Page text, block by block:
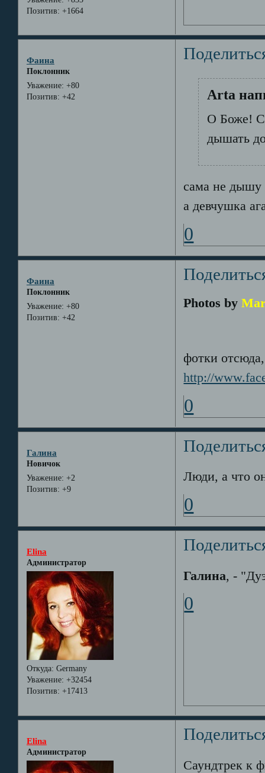
Позитив: +1664
Фаина
Поклонник
Уважение: +80
Позитив: +42 Arta
О Боже!
дышать
сама не дышу
а девчушка
0
Фаина
Поклонник
Уважение: +80
Позитив: +42
Photos by
фотки
http://
0
Галина
Новичок
Уважение: +2
Позитив: +9
Люди, а что
0
Elina
Администратор
Откуда: Germany
Уважение: +32454
Позитив: +17413
Галина, -
0
Elina
Администратор
Саундтрек к